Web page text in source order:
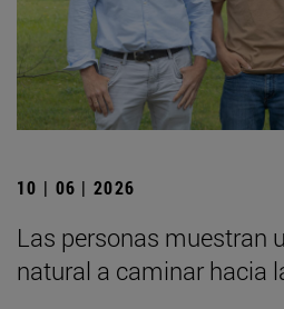
10 | 06 | 2026
Las personas muestran
natural a caminar hacia